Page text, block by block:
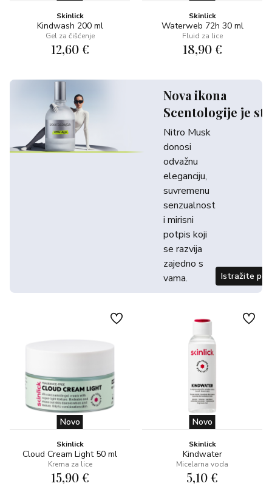
Skinlick
Kindwash 200 ml
Gel za čišćenje
12,60 €
Skinlick
Waterweb 72h 30 ml
Fluid za lice
18,90 €
Nova ikona
Scentologije je
Nitro Musk
donosi
odvažnu
eleganciju,
suvremenu
senzualnost
i mirisni
potpis koji
se razvija
zajedno s
vama.
Istražite
Novo
Skinlick
Cloud Cream Light 50 ml
Krema za lice
15,90 €
Novo
Skinlick
Kindwater
Micelarna voda
5,10 €